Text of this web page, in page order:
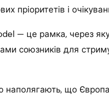
пріоритетів і
— це рамка, через
союзників для
наполягають, що